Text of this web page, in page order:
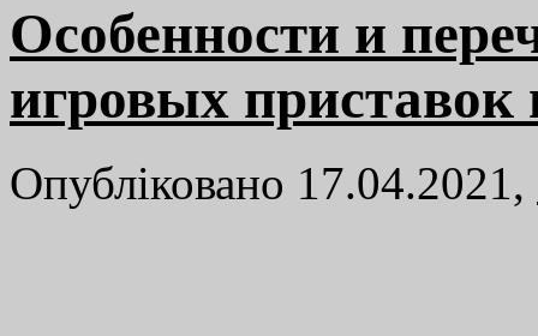
Особенности и
игровых приставок
Опубліковано 17.04.2021,